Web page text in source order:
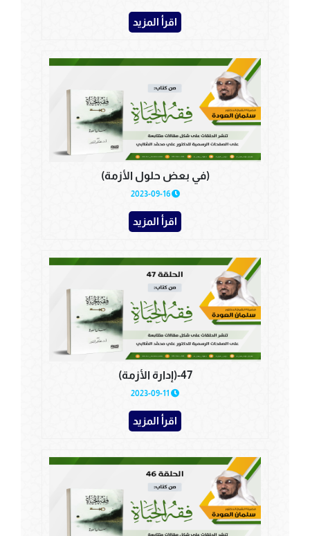
اقرأ المزيد
(في بعض حلول الأزمة)
2023-09-16
اقرأ المزيد
47-(إدارة الأزمة)
اقرأ المزيد